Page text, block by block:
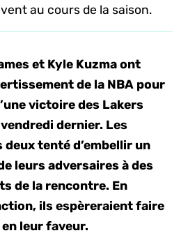
au cours de la saison.
et Kyle Kuzma ont
de la NBA pour
victoire des Lakers
dernier. Les
tenté d’embellir un
leurs adversaires à des
de la rencontre. En
ils espèreraient faire
leur faveur.